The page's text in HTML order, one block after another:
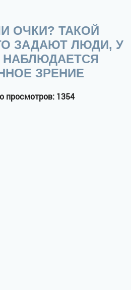
ОЧКИ? ТАКОЙ
ЗАДАЮТ ЛЮДИ, У
ЗРЕНИЕ
просмотров: 1354